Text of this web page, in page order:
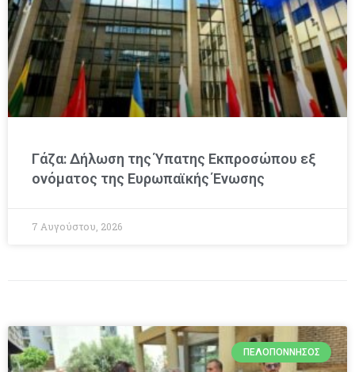
Γάζα: Δήλωση της Ύπατης Εκπροσώπου εξ
ονόματος της Ευρωπαϊκής Ένωσης
7 Αυγούστου, 2026
ΠΕΛΟΠΌΝΝΗΣΟΣ